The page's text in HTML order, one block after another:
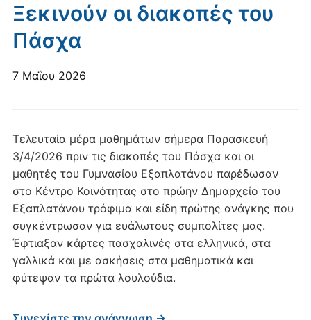
Ξεκινούν οι διακοπές του
Πάσχα
7 Μαΐου 2026
Τελευταία μέρα μαθημάτων σήμερα Παρασκευή
3/4/2026 πριν τις διακοπές του Πάσχα και οι
μαθητές του Γυμνασίου Εξαπλατάνου παρέδωσαν
στο Κέντρο Κοινότητας στο πρώην Δημαρχείο του
Εξαπλατάνου τρόφιμα και είδη πρώτης ανάγκης που
συγκέντρωσαν για ευάλωτους συμπολίτες μας.
Έφτιαξαν κάρτες πασχαλινές στα ελληνικά, στα
γαλλικά και με ασκήσεις στα μαθηματικά και
φύτεψαν τα πρώτα λουλούδια.